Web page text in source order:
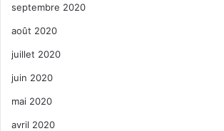
septembre 2020
août 2020
juillet 2020
juin 2020
mai 2020
avril 2020